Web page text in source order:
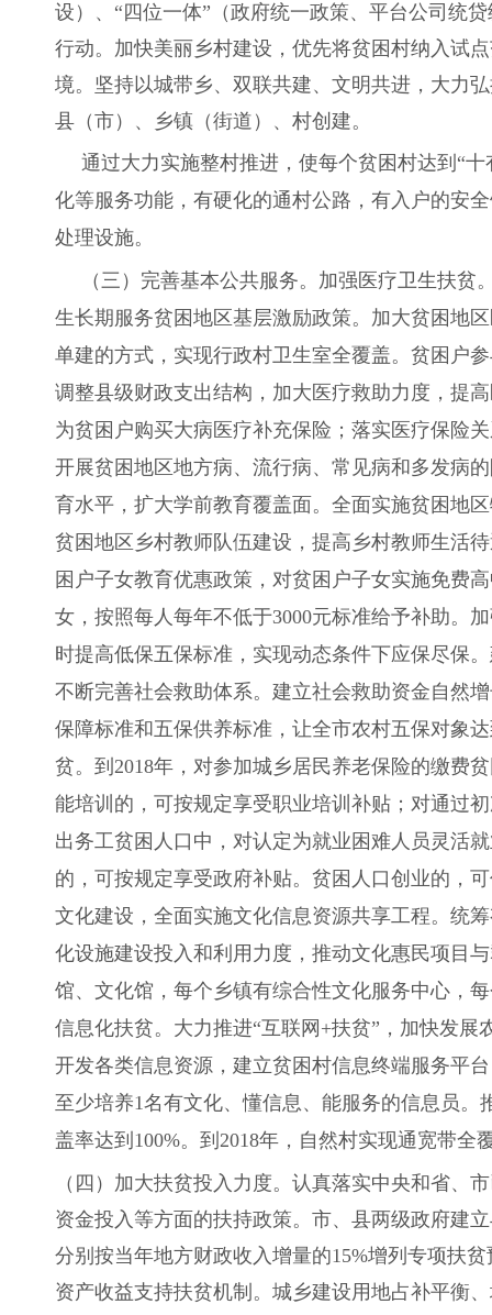
设）、“四位一体”（政府统一政策、平台公司统
行动。加快美丽乡村建设，优先将贫困村纳入试
境。坚持以城带乡、双联共建、文明共进，大力
县（市）、乡镇（街道）、村创建。
通过大力实施整村推进，使每个贫困村达到“
化等服务功能，有硬化的通村公路，有入户的安
处理设施。
（三）完善基本公共服务。加强医疗卫生扶
生长期服务贫困地区基层激励政策。加大贫困地
单建的方式，实现行政村卫生室全覆盖。贫困户
调整县级财政支出结构，加大医疗救助力度，提
为贫困户购买大病医疗补充保险；落实医疗保险
开展贫困地区地方病、流行病、常见病和多发病
育水平，扩大学前教育覆盖面。全面实施贫困地
贫困地区乡村教师队伍建设，提高乡村教师生活
困户子女教育优惠政策，对贫困户子女实施免费
女，按照每人每年不低于3000元标准给予补助。
时提高低保五保标准，实现动态条件下应保尽保
不断完善社会救助体系。建立社会救助资金自然
保障标准和五保供养标准，让全市农村五保对象
贫。到2018年，对参加城乡居民养老保险的缴费
能培训的，可按规定享受职业培训补贴；对通过
出务工贫困人口中，对认定为就业困难人员灵活
的，可按规定享受政府补贴。贫困人口创业的，
文化建设，全面实施文化信息资源共享工程。统
化设施建设投入和利用力度，推动文化惠民项目
馆、文化馆，每个乡镇有综合性文化服务中心，
信息化扶贫。大力推进“互联网+扶贫”，加快发
开发各类信息资源，建立贫困村信息终端服务平
至少培养1名有文化、懂信息、能服务的信息员
盖率达到100%。到2018年，自然村实现通宽带全
（四）加大扶贫投入力度。认真落实中央和省、
资金投入等方面的扶持政策。市、县两级政府建
分别按当年地方财政收入增量的15%增列专项扶
资产收益支持扶贫机制。城乡建设用地占补平衡